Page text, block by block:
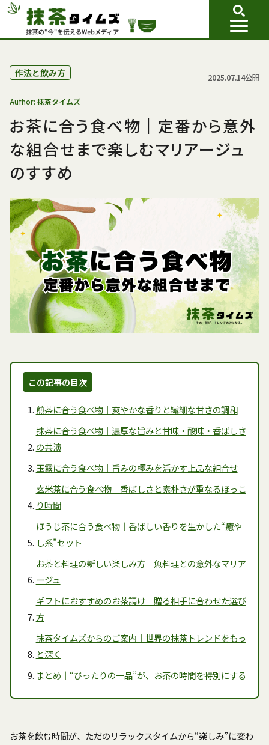
作法と飲み方 2025.07.14公開
Author: 抹茶タイムズ
お茶に合う食べ物｜定番から意外
な組合せまで楽しむマリアージュ
のすすめ
この記事の目次
煎茶に合う食べ物｜爽やかな香りと繊細な甘さの調和
抹茶に合う食べ物｜濃厚な旨みと甘味・酸味・香ばしさ
の共演
玉露に合う食べ物｜旨みの極みを活かす上品な組合せ
玄米茶に合う食べ物｜香ばしさと素朴さが重なるほっこ
り時間
ほうじ茶に合う食べ物｜香ばしい香りを生かした“癒や
し系”セット
お茶と料理の新しい楽しみ方｜魚料理との意外なマリア
ージュ
ギフトにおすすめのお茶請け｜贈る相手に合わせた選び
方
抹茶タイムズからのご案内｜世界の抹茶トレンドをもっ
と深く
まとめ｜“ぴったりの一品”が、お茶の時間を特別にする
お茶を飲む時間が、ただのリラックスタイムから“楽しみ”に変わ